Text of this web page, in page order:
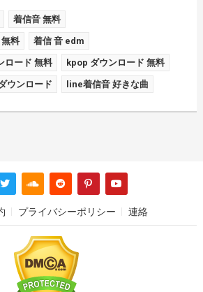
着信音 無料
料 着信 音 edm
ロード 無料 kpop ダウンロード 無料
ウンロード line着信音 好きな曲
プライバシーポリシー 連絡